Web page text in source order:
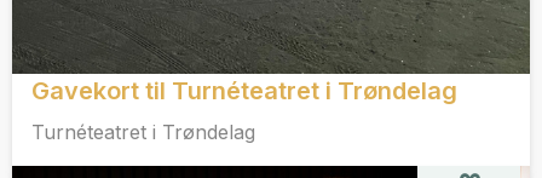
Gavekort til Turnéteatret i Trøndelag
Turnéteatret i Trøndelag